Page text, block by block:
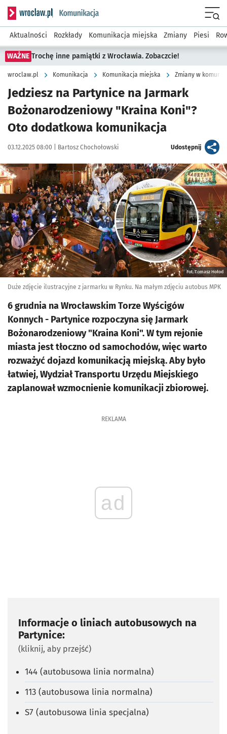
Serwis informacyjny wroclaw.pl podserwis: Komunikacja
Aktualności Rozkłady Komunikacja miejska Zmiany Piesi
WAŻNE Trochę inne pamiątki z Wrocławia. Zobaczcie!
wroclaw.pl Komunikacja Komunikacja miejska Zmiany w
Jedziesz na Partynice na Jarmark
Bożonarodzeniowy "Kraina Koni"?
Oto dodatkowa komunikacja
Data publikacji:
03.12.2025 08:00 | Autor:
Bartosz Chochołowski Udostępnijartykuł
Kliknij, aby powiększyć
Fot. Tomasz Hołod
Duże zdjęcie ilustracyjne z jarmarku w Rynku. Na małym zdjęciu autobus MPK
6 grudnia na Wrocławskim Torze Wyścigów
Konnych - Partynice rozpoczyna się Jarmark
Bożonarodzeniowy "Kraina Koni". W tym rejonie
miasta jest tłoczno od samochodów, więc warto
rozważyć dojazd komunikacją miejską. Aby było
łatwiej, Wydział Transportu Urzędu Miejskiego
zaplanował wzmocnienie komunikacji zbiorowej.
REKLAMA
ad
Informacje o liniach autobusowych na
Partynice:
(kliknij, aby przejść)
144 (autobusowa linia normalna)
113 (autobusowa linia normalna)
S7 (autobusowa linia specjalna)